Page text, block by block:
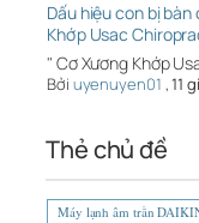
Dấu hiệu con bị
Khớp Usac
" Cơ Xương Khớp
Bởi uyenuyen01 ,11
Thẻ chủ đề
Máy lạnh âm trần